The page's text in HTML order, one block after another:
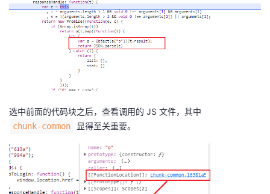
选中前面的代码块之后，查看调用的 JS 文件，其中
chunk-common 显得至关重要。